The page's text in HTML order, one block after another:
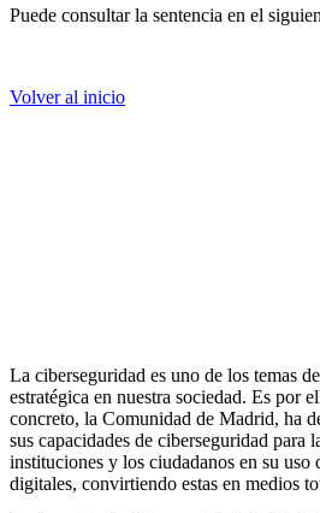
Puede consultar la sentencia en el
Volver al inicio
La ciberseguridad es uno de los temas
estratégica en nuestra sociedad. Es por
concreto, la Comunidad de Madrid, ha
sus capacidades de ciberseguridad para
instituciones y los ciudadanos en su uso
digitales, convirtiendo estas en medios